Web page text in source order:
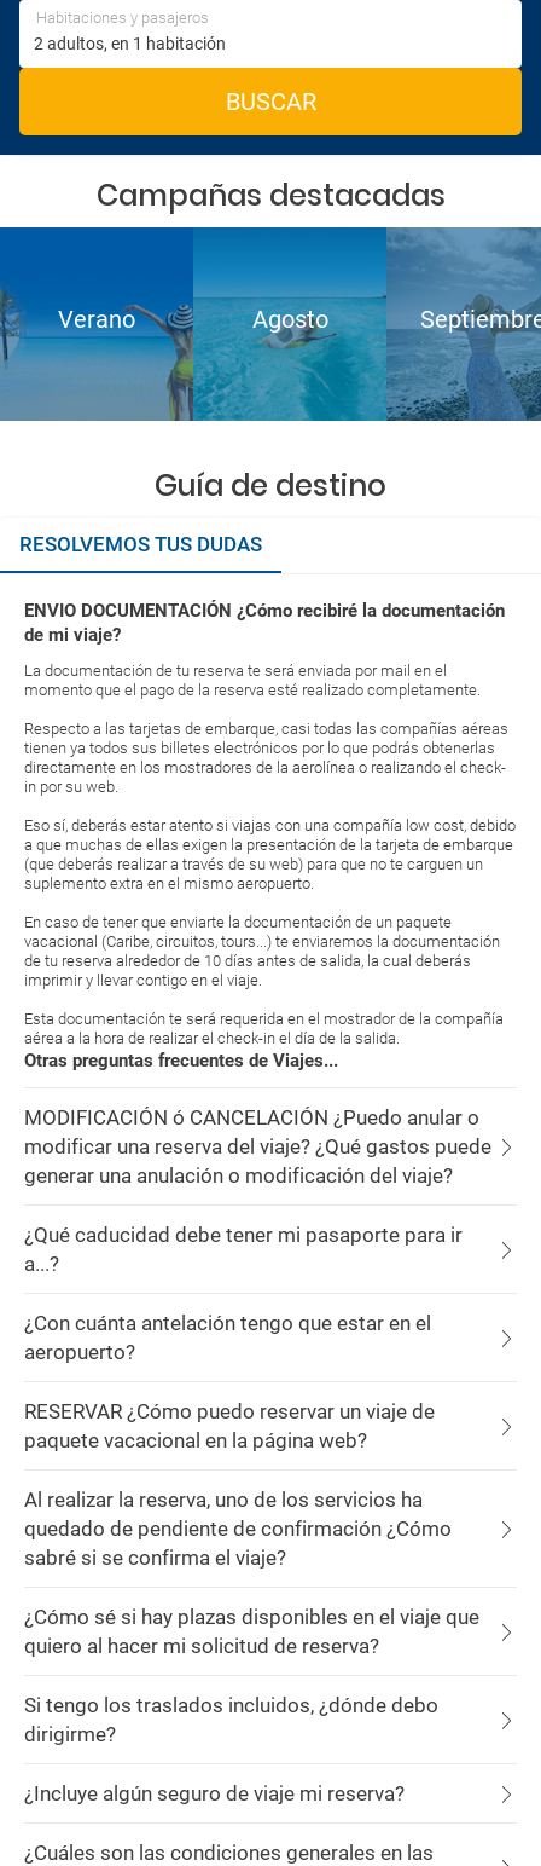
Habitaciones y pasajeros
BUSCAR
Campañas destacadas
Verano Agosto
Guía de destino
RESOLVEMOS TUS DUDAS
ENVIO DOCUMENTACIÓN ¿Cómo recibiré la documentación
de mi viaje?
La documentación de tu reserva te será enviada por mail en el
momento que el pago de la reserva esté realizado completamente.
Respecto a las tarjetas de embarque, casi todas las compañías aéreas
tienen ya todos sus billetes electrónicos por lo que podrás obtenerlas
directamente en los mostradores de la aerolínea o realizando el check-
in por su web.
Eso sí, deberás estar atento si viajas con una compañía low cost, debido
a que muchas de ellas exigen la presentación de la tarjeta de embarque
(que deberás realizar a través de su web) para que no te carguen un
suplemento extra en el mismo aeropuerto.
En caso de tener que enviarte la documentación de un paquete
vacacional (Caribe, circuitos, tours...) te enviaremos la documentación
de tu reserva alrededor de 10 días antes de salida, la cual deberás
imprimir y llevar contigo en el viaje.
Esta documentación te será requerida en el mostrador de la compañía
aérea a la hora de realizar el check-in el día de la salida.
Otras preguntas frecuentes de Viajes...
MODIFICACIÓN ó CANCELACIÓN ¿Puedo anular o
modificar una reserva del viaje? ¿Qué gastos puede
generar una anulación o modificación del viaje?
¿Qué caducidad debe tener mi pasaporte para ir
a...?
¿Con cuánta antelación tengo que estar en el
aeropuerto?
RESERVAR ¿Cómo puedo reservar un viaje de
paquete vacacional en la página web?
Al realizar la reserva, uno de los servicios ha
quedado de pendiente de confirmación ¿Cómo
sabré si se confirma el viaje?
¿Cómo sé si hay plazas disponibles en el viaje que
quiero al hacer mi solicitud de reserva?
Si tengo los traslados incluidos, ¿dónde debo
dirigirme?
¿Incluye algún seguro de viaje mi reserva?
¿Cuáles son las condiciones generales en las